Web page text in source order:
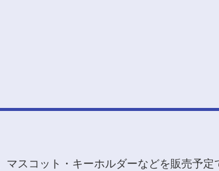
スコット・キーホルダーなどを販売予定